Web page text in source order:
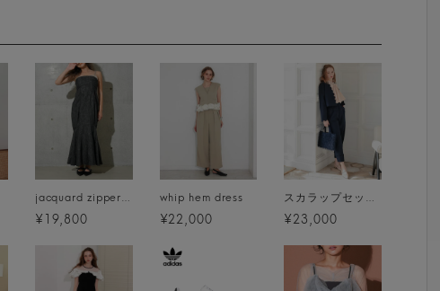
jacquard zipper dress
¥19,800
whip hem dress
¥22,000
スカラップセットアップ
¥23,000